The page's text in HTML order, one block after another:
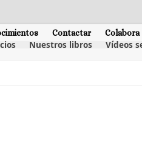
Contactar Colabora
Nuestros libros Vídeos